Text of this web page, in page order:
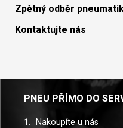
Zpětný odběr
Kontaktujte nás
PNEU PŘÍMO DO
Nakoupíte u nás